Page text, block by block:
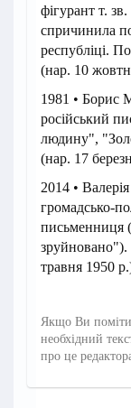
фігурант т.
спричинила
республіці.
(нар. 10
1981 • Борис
російський
людину",
(нар. 17
2014 •
громадсько-
письменниця
травня 1950
Якщо Ви
необхідний
про це